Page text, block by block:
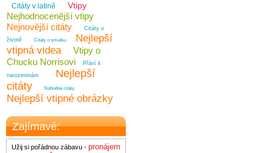
Citáty v latině Vtipy
Nejhodnocenější vtipy
Nejnovější citáty
Citáty o
životě
Citáty o smutku
Nejlepší
vtipná videa
Vtipy o
Chucku Norrisovi
Přání k
narozeninám
Nejlepší
citáty
Náhodné citáty
Nejlepší vtipné obrázky
Zajímavé:
Užij si pořádnou zábavu - pronájem